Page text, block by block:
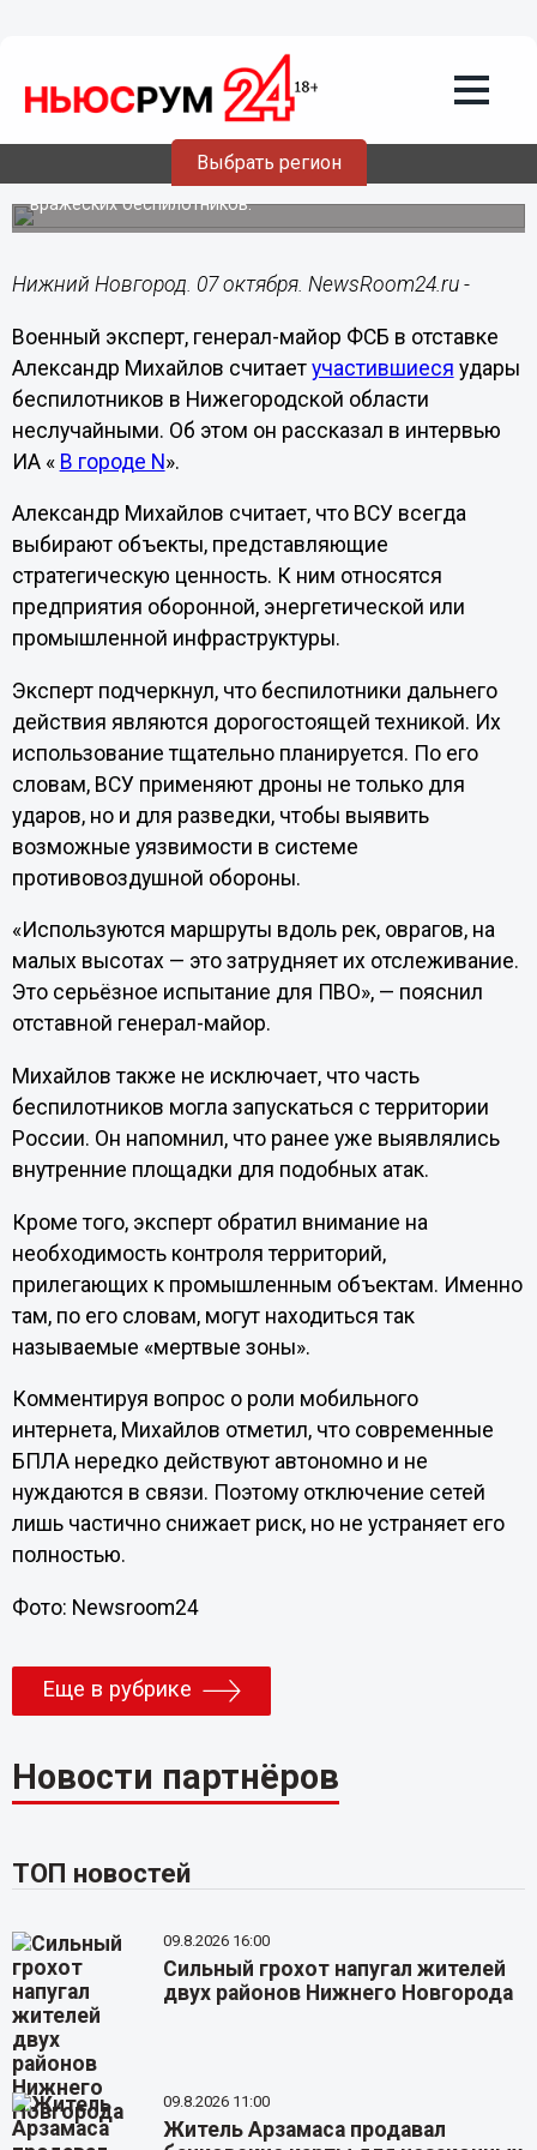
Выбрать регион
07.10.202516:00
Военный эксперт оценил цели атак
БПЛА на Нижегородскую область
В течение трех дней регион подвергся массовым атакам
вражеских беспилотников.
Нижний Новгород. 07 октября. NewsRoom24.ru -
Военный эксперт, генерал-майор ФСБ в отставке
Александр Михайлов считает участившиеся удары
беспилотников в Нижегородской области
неслучайными. Об этом он рассказал в интервью
ИА « В городе N».
Александр Михайлов считает, что ВСУ всегда
выбирают объекты, представляющие
стратегическую ценность. К ним относятся
предприятия оборонной, энергетической или
промышленной инфраструктуры.
Эксперт подчеркнул, что беспилотники дальнего
действия являются дорогостоящей техникой. Их
использование тщательно планируется. По его
словам, ВСУ применяют дроны не только для
ударов, но и для разведки, чтобы выявить
возможные уязвимости в системе
противовоздушной обороны.
«Используются маршруты вдоль рек, оврагов, на
малых высотах — это затрудняет их отслеживание.
Это серьёзное испытание для ПВО», — пояснил
отставной генерал-майор.
Михайлов также не исключает, что часть
беспилотников могла запускаться с территории
России. Он напомнил, что ранее уже выявлялись
внутренние площадки для подобных атак.
Кроме того, эксперт обратил внимание на
необходимость контроля территорий,
прилегающих к промышленным объектам. Именно
там, по его словам, могут находиться так
называемые «мертвые зоны».
Комментируя вопрос о роли мобильного
интернета, Михайлов отметил, что современные
БПЛА нередко действуют автономно и не
нуждаются в связи. Поэтому отключение сетей
лишь частично снижает риск, но не устраняет его
полностью.
Фото: Newsroom24
Еще в рубрике
Новости партнёров
ТОП новостей
09.8.2026 16:00
Сильный грохот напугал жителей
двух районов Нижнего Новгорода
09.8.2026 11:00
Житель Арзамаса продавал